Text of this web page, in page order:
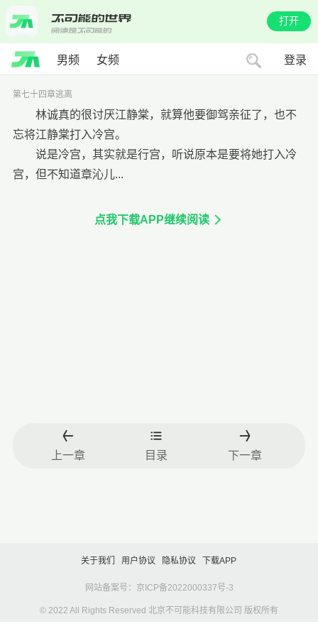
打开
男频 女频 登录
第七十四章逃离
林诚真的很讨厌江静棠，就算他要御驾亲征了，也不
忘将江静棠打入冷宫。
说是冷宫，其实就是行宫，听说原本是要将她打入冷
宫，但不知道章沁儿...
点我下载APP继续阅读
上一章 目录 下一章
关于我们 用户协议 隐私协议 下载APP
网站备案号：京ICP备2022000337号-3
© 2022 All Rights Reserved 北京不可能科技有限公司 版权所有